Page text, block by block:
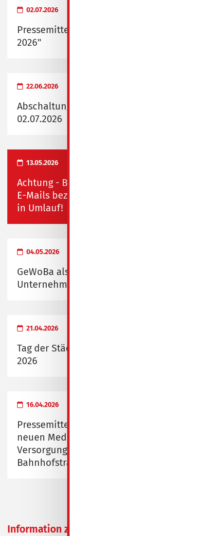
02.07.2026
Pressemitteilung zum "Probewohnen
2026"
22.06.2026
Abschaltung Fernwärme vom 29.06.2026 -
02.07.2026
13.05.2026
Achtung - Betrug in Spremberg! Falsche
E-Mails bezüglich Rauchmelderkontrolle
in Umlauf!
04.05.2026
GeWoBa als "Familienfreundliches
Unternehmen" ausgezeichnet
21.04.2026
Tag der Städtebauförderung am 9. Mai
2026
16.04.2026
Pressemitteilung zur Eröffnung des
neuen Medizinischen
Versorgungszentrums Spremberg,
Bahnhofstraße 1/2
Information zum